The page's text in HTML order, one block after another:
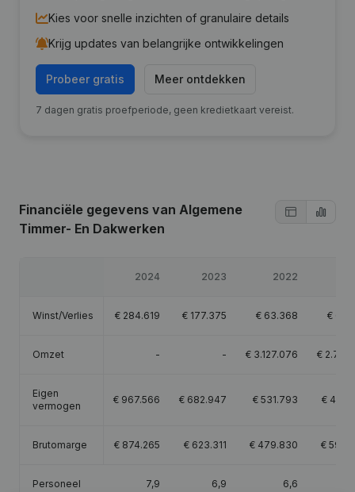
Kies voor snelle inzichten of granulaire details
Krijg updates van belangrijke ontwikkelingen
Probeer gratis Meer ontdekken
7 dagen gratis proefperiode, geen kredietkaart vereist.
Financiële gegevens van Algemene
Timmer- En Dakwerken
2024 2023 2022
Winst/Verlies € 284.619 € 177.375 € 63.368 €
Omzet - - € 3.127.076 €
Eigen
vermogen
€ 967.566 € 682.947 € 531.793 €
Brutomarge € 874.265 € 623.311 € 479.830 €
Personeel 7,9 6,9 6,6